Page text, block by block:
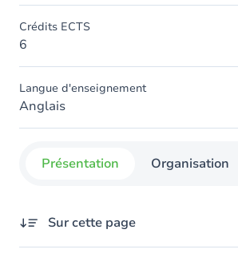
Crédits ECTS
6
Langue d'enseignement
Anglais
Présentation Organisation
Sur cette page